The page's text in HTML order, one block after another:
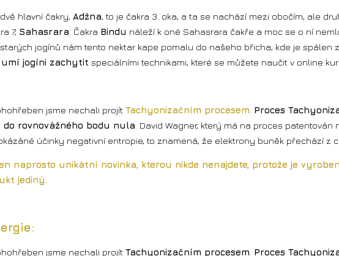
hlavní čakry, Adžna, to je čakra 3. oka, a ta se nachází mezi obočím, ale
7, Sahasrara . Čakra Bindu náleží k oné Sahasrara čakře a moc se o ní
jogínů nám tento nektar kape pomalu do našeho břicha, kde je spálen
jogíni zachytit speciálními technikami, které se můžete naučit v online
jsme nechali projít Tachyonizačním procesem Proces
do rovnovážného bodu nula . David Wagner, který má na proces
účinky negativní entropie, to znamená, že elektrony buněk přechází z
naprosto unikátní novinka, kterou nikde nenajdete, protože je
jediný.
jsme nechali projít Tachyonizačním procesem Proces